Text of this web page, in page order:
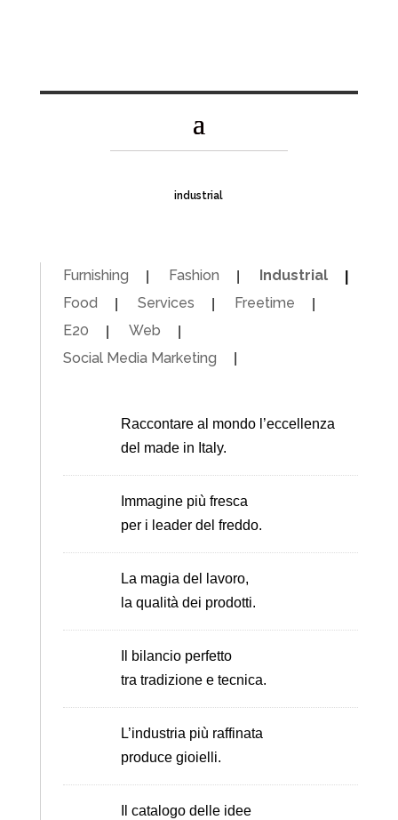
industrial
Furnishing Fashion
Industrial
Food
Services
Freetime
E20
Web
Social Media Marketing
Raccontare al mondo l’eccellenza
del made in Italy.
Immagine più fresca
per i leader del freddo.
La magia del lavoro,
la qualità dei prodotti.
Il bilancio perfetto
tra tradizione e tecnica.
L’industria più raffinata
produce gioielli.
Il catalogo delle idee